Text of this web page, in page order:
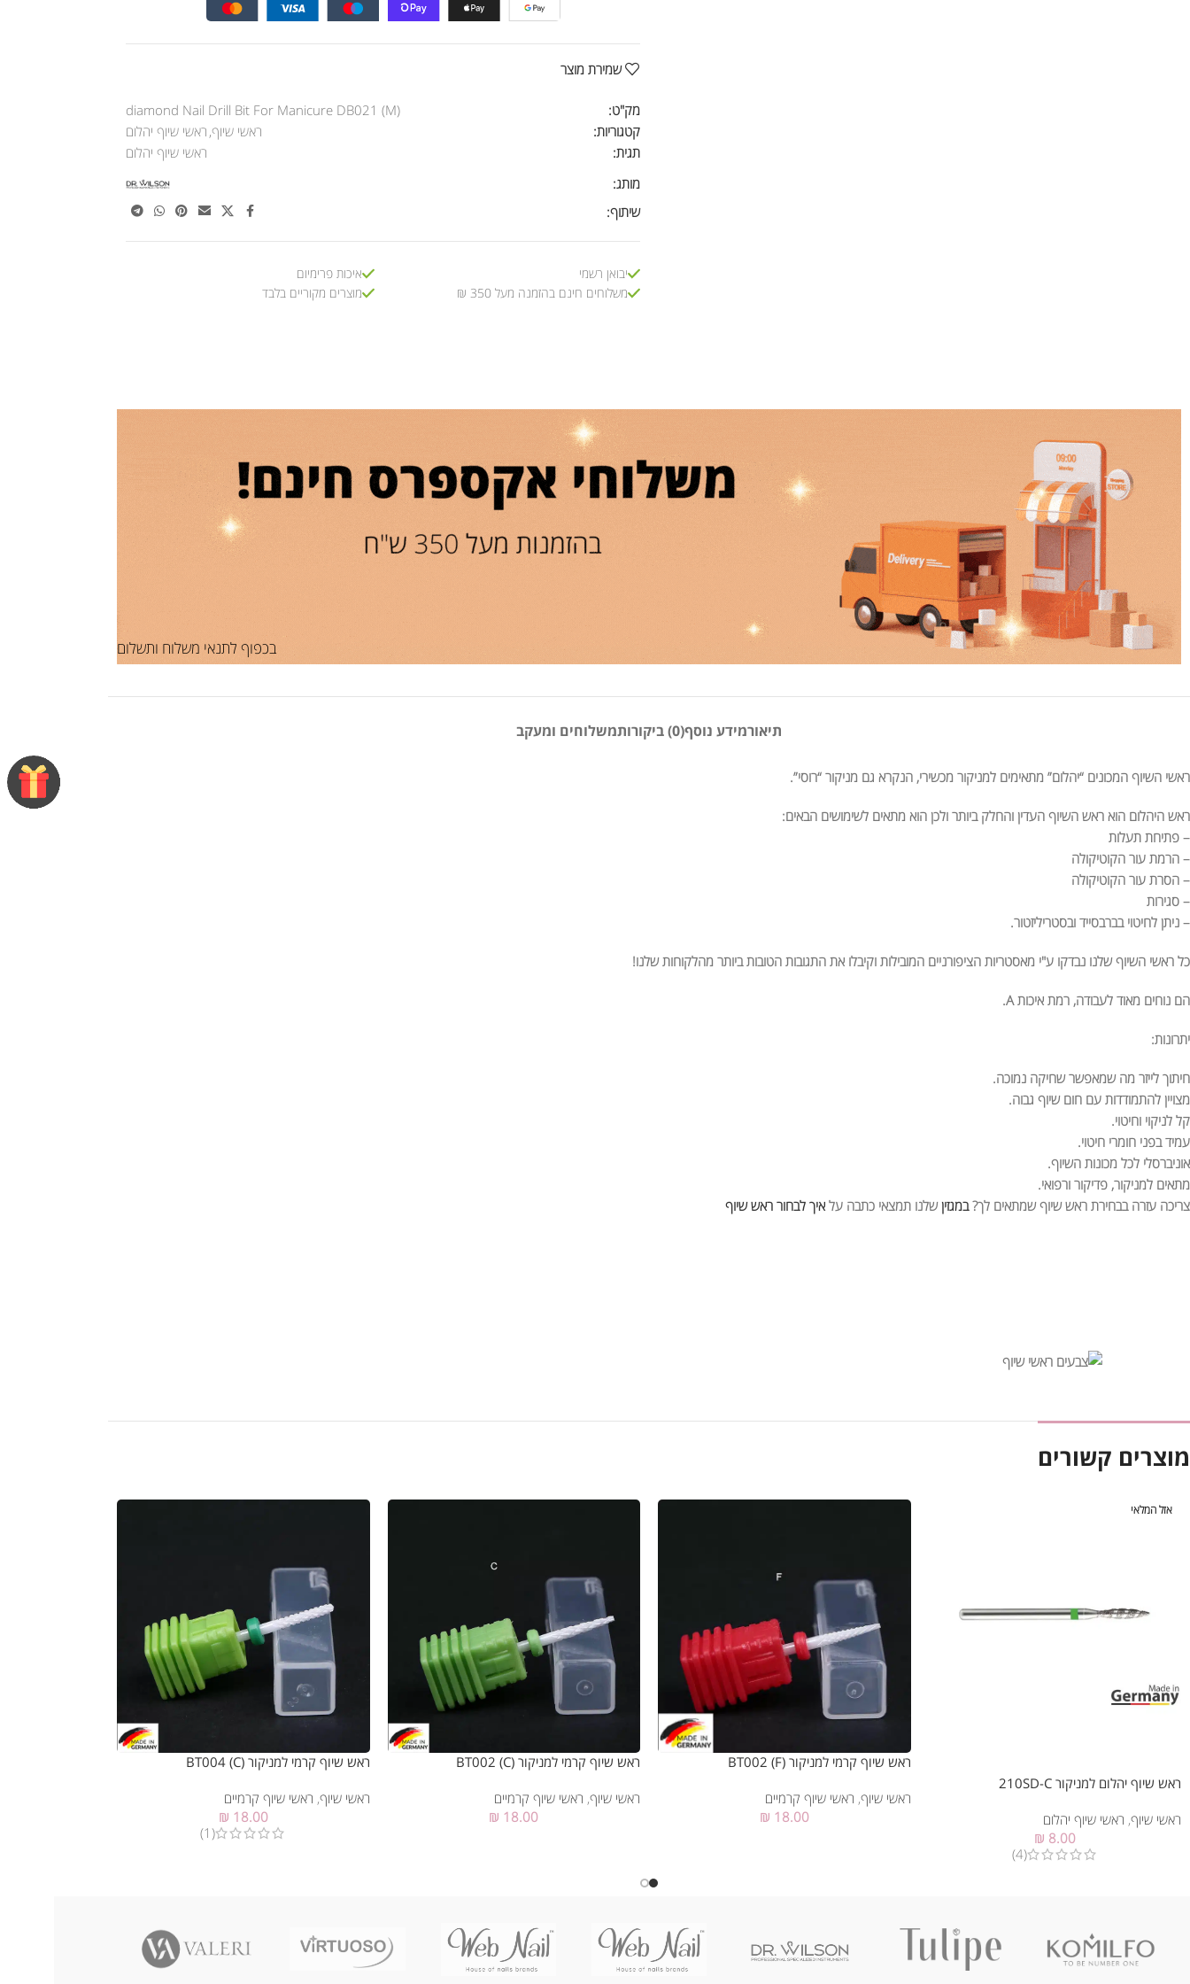
שמירת מוצר
מק"ט:
diamond Nail Drill Bit For Manicure DB021 (M)
קטגוריות:
ראשי שיוף, ראשי שיוף יהלום
תגית:
ראשי שיוף יהלום
מותג:
שיתוף:
יבואן רשמי
משלוחים חינם בהזמנה מעל 350 ₪
איכות פרימיום
מוצרים מקוריים בלבד
בכפוף לתנאי משלוח ותשלום
תיאורמידע נוסף(0) ביקורות משלוחים ומעקב
ראשי השיוף המכונים “יהלום” מתאימים למניקור מכשירי, הנקרא גם מניקור “רוסי”.
ראש היהלום הוא ראש השיוף העדין והחלק ביותר ולכן הוא מתאים לשימושים הבאים:
– פתיחת תעלות
– הרמת עור הקוטיקולה
– הסרת עור הקוטיקולה
– סגירות
– ניתן לחיטוי בברבסייד ובסטריליזטור.
כל ראשי השיוף שלנו נבדקו ע"י מאסטריות הציפורניים המובילות וקיבלו את התגובות הטובות ביותר מהלקוחות שלנו!
הם נוחים מאוד לעבודה, רמת איכות A.
יתרונות:
חיתוך לייזר מה שמאפשר שחיקה נמוכה.
מצויין להתמודדות עם חום שיוף גבוה.
קל לניקוי וחיטוי.
עמיד בפני חומרי חיטוי.
אוניברסלי לכל מכונות השיוף.
מתאים למניקור, פדיקור ורפואי.
צריכה עזרה בבחירת ראש שיוף שמתאים לך?במגזיןשלנו תמצאי כתבה על איך לבחור ראש שיוף
מוצרים קשורים
אזל המלאי
ראש שיוף יהלום למניקור 210SD-C
ראשי שיוף, ראשי שיוף יהלום
₪ 8.00
(4)
ראש שיוף קרמי למניקור (BT002 (F
ראשי שיוף, ראשי שיוף קרמיים
₪ 18.00
ראש שיוף קרמי למניקור (BT002 (C
ראשי שיוף, ראשי שיוף קרמיים
₪ 18.00
ראש שיוף קרמי למניקור (BT004 (C
ראשי שיוף, ראשי שיוף קרמיים
₪ 18.00
(1)